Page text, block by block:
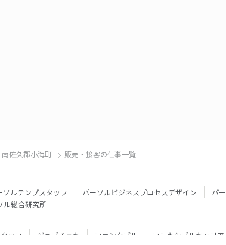
南佐久郡小海町 販売・接客の仕事一覧
ソルテンプスタッフ パーソルビジネスプロセスデザイン パ
ル総合研究所
ッフ ジョブチェキ ファンタブル フレキシブルキャリア